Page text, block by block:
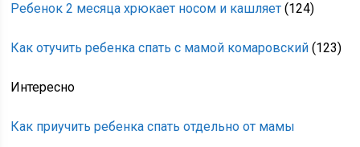
Ребенок 2 месяца хрюкает носом и кашляет (124)
Как отучить ребенка спать с мамой комаровский (123)
Интересно
Как приучить ребенка спать отдельно от мамы